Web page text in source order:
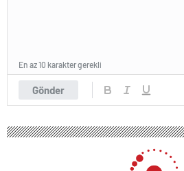
Gönder
En az 10 karakter gerekli